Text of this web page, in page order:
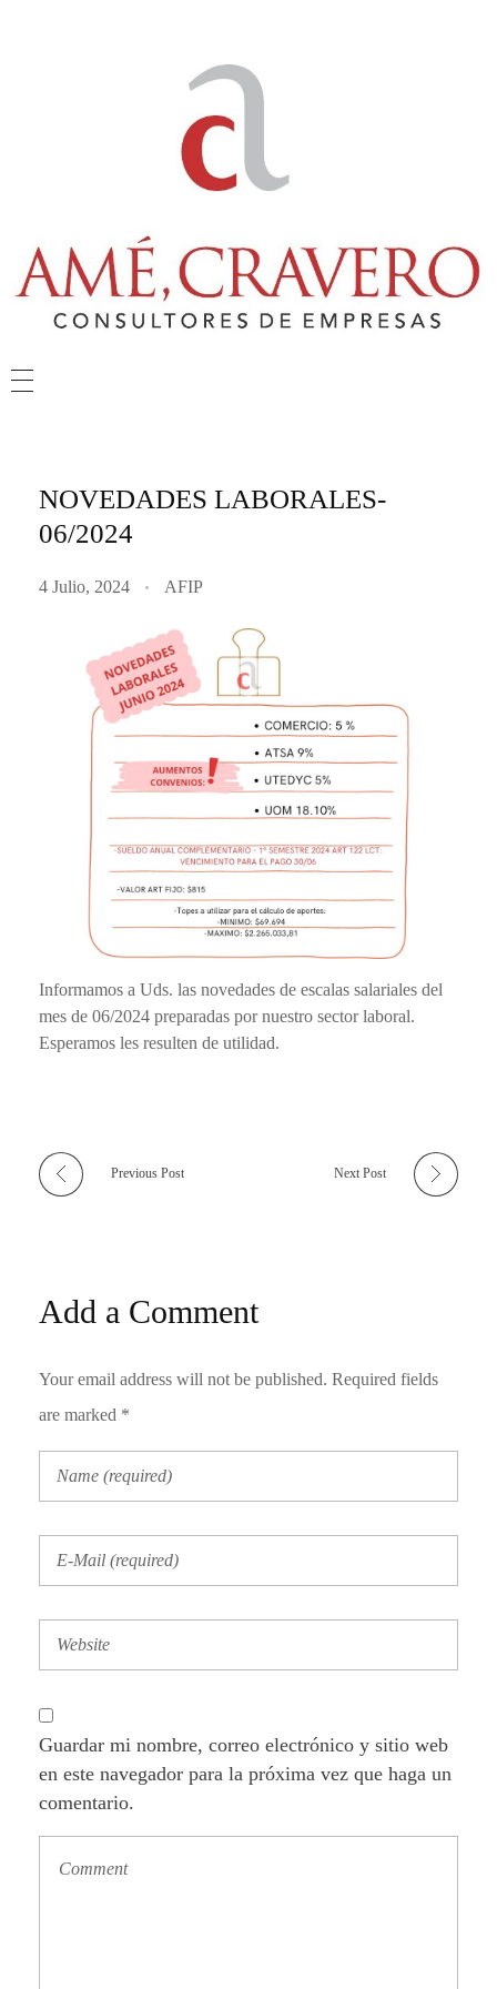
NOVEDADES LABORALES-
06/2024
4 Julio, 2024 AFIP
Informamos a Uds. las novedades de escalas salariales del
mes de 06/2024 preparadas por nuestro sector laboral.
Esperamos les resulten de utilidad.
Previous Post Next Post
Add a Comment
Your email address will not be published. Required fields
are marked *
Guardar mi nombre, correo electrónico y sitio web
en este navegador para la próxima vez que haga un
comentario.